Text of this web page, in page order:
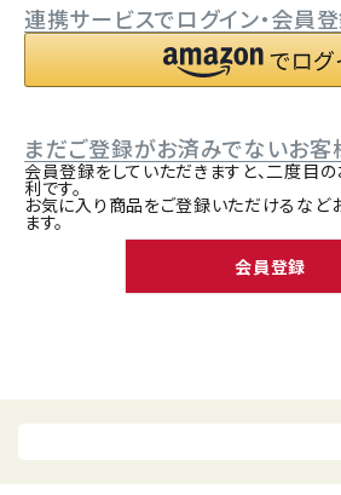
連携サービスでログイン・会員
まだご登録がお済みでないお客
会員登録をしていただきますと、二度目
利です。
お気に入り商品をご登録いただけるなど
ます。
会員登録